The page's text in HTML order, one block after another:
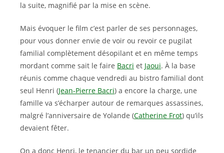
la suite, magnifié par la mise en scène.
Mais évoquer le film c’est parler de ses personnages,
pour vous donner envie de voir ou revoir ce pugilat
familial complètement désopilant et en même temps
mordant comme sait le faire Bacri et Jaoui. À la base
réunis comme chaque vendredi au bistro familial dont
seul Henri (Jean-Pierre Bacri) a encore la charge, une
famille va s’écharper autour de remarques assassines,
malgré l’anniversaire de Yolande (Catherine Frot) qu’ils
devaient fêter.
On a donc Henri, le tenancier du bar un peu sordide